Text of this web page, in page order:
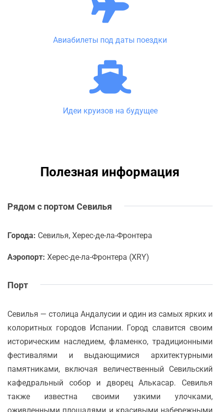
Авиабилеты под даты поездки
Идеи круизов на будущее
Полезная информация
Рядом с портом Севилья
Города: Севилья, Херес-де-ла-Фронтера
Аэропорт: Херес-де-ла-Фронтера (XRY)
Порт
Севилья — столица Андалусии и один из самых ярких и
колоритных городов Испании. Город славится своим
историческим наследием, фламенко, традиционными
фестивалями и выдающимися архитектурными
памятниками, включая величественный Севильский
кафедральный собор и дворец Алькасар. Севилья
также известна своими узкими улочками,